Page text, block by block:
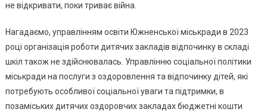
Міського
не відкривати, поки триває війна.
Нагадаємо, управлінням освіти Южненської міськради в 2023
році організація роботи дитячих закладів відпочинку в складі
шкіл також не здійснювалась. Управлінню соціальної політики
міськради на послуги з оздоровлення та відпочинку дітей, які
потребують особливої соціальної уваги та підтримки, в
позаміських дитячих оздоровчих закладах бюджетні кошти